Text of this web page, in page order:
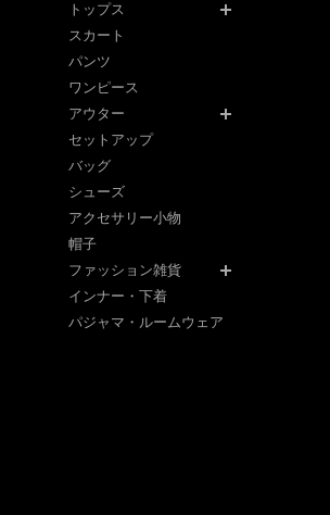
トップス
スカート
パンツ
ワンピース
アウター
セットアップ
バッグ
シューズ
アクセサリー小物
帽子
ファッション雑貨
インナー・下着
パジャマ・ルームウェア